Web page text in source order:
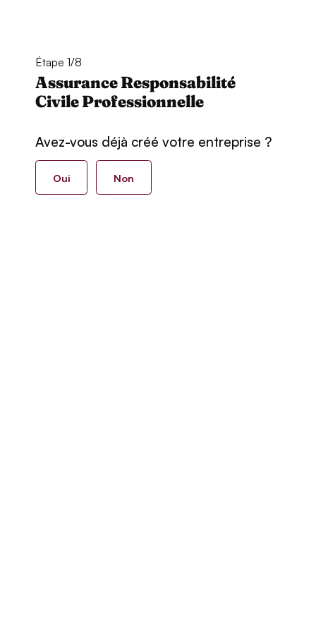
Étape 1/8
Assurance Responsabilité
Civile Professionnelle
Avez-vous déjà créé votre entreprise ?
Oui Non